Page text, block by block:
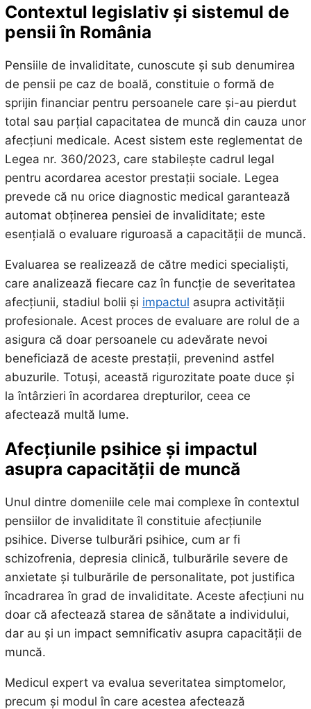
Contextul legislativ și sistemul de
pensii în România
Pensiile de invaliditate, cunoscute și sub denumirea
de pensii pe caz de boală, constituie o formă de
sprijin financiar pentru persoanele care și-au pierdut
total sau parțial capacitatea de muncă din cauza unor
afecțiuni medicale. Acest sistem este reglementat de
Legea nr. 360/2023, care stabilește cadrul legal
pentru acordarea acestor prestații sociale. Legea
prevede că nu orice diagnostic medical garantează
automat obținerea pensiei de invaliditate; este
esențială o evaluare riguroasă a capacității de muncă.
Evaluarea se realizează de către medici specialiști,
care analizează fiecare caz în funcție de severitatea
afecțiunii, stadiul bolii și impactul asupra activității
profesionale. Acest proces de evaluare are rolul de a
asigura că doar persoanele cu adevărate nevoi
beneficiază de aceste prestații, prevenind astfel
abuzurile. Totuși, această rigurozitate poate duce și
la întârzieri în acordarea drepturilor, ceea ce
afectează multă lume.
Afecțiunile psihice și impactul
asupra capacității de muncă
Unul dintre domeniile cele mai complexe în contextul
pensiilor de invaliditate îl constituie afecțiunile
psihice. Diverse tulburări psihice, cum ar fi
schizofrenia, depresia clinică, tulburările severe de
anxietate și tulburările de personalitate, pot justifica
încadrarea în grad de invaliditate. Aceste afecțiuni nu
doar că afectează starea de sănătate a individului,
dar au și un impact semnificativ asupra capacității de
muncă.
Medicul expert va evalua severitatea simptomelor,
precum și modul în care acestea afectează